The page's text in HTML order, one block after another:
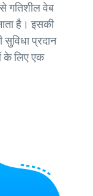
गतिशील वेब
है। इसकी
प्रदान
के लिए एक